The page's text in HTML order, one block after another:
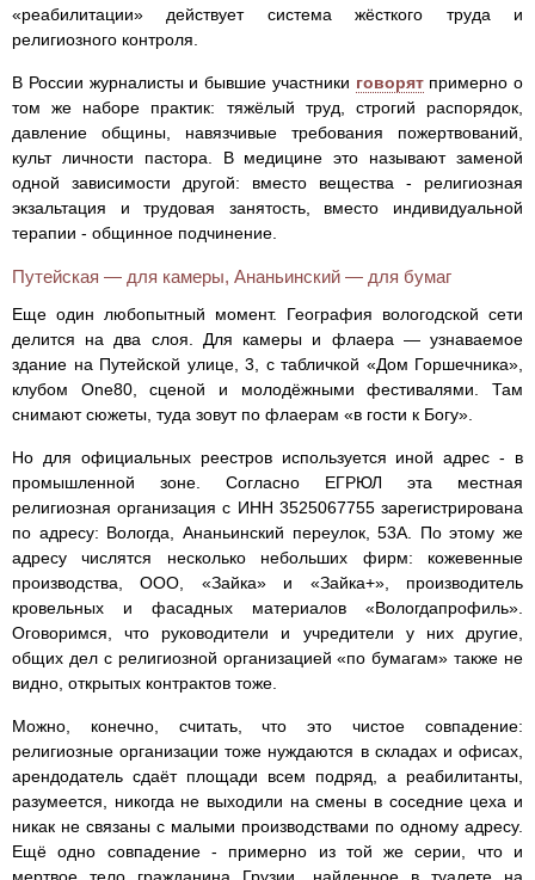
«реабилитации» действует система жёсткого труда и
религиозного контроля.
В России журналисты и бывшие участники говорятпримерно о
том же наборе практик: тяжёлый труд, строгий распорядок,
давление общины, навязчивые требования пожертвований,
культ личности пастора. В медицине это называют заменой
одной зависимости другой: вместо вещества - религиозная
экзальтация и трудовая занятость, вместо индивидуальной
терапии - общинное подчинение.
Путейская — для камеры, Ананьинский — для бумаг
Еще один любопытный момент. География вологодской сети
делится на два слоя. Для камеры и флаера — узнаваемое
здание на Путейской улице, 3, с табличкой «Дом Горшечника»,
клубом One80, сценой и молодёжными фестивалями. Там
снимают сюжеты, туда зовут по флаерам «в гости к Богу».
Но для официальных реестров используется иной адрес - в
промышленной зоне. Согласно ЕГРЮЛ эта местная
религиозная организация с ИНН 3525067755 зарегистрирована
по адресу: Вологда, Ананьинский переулок, 53А. По этому же
адресу числятся несколько небольших фирм: кожевенные
производства, ООО, «Зайка» и «Зайка+», производитель
кровельных и фасадных материалов «Вологдапрофиль».
Оговоримся, что руководители и учредители у них другие,
общих дел с религиозной организацией «по бумагам» также не
видно, открытых контрактов тоже.
Можно, конечно, считать, что это чистое совпадение:
религиозные организации тоже нуждаются в складах и офисах,
арендодатель сдаёт площади всем подряд, а реабилитанты,
разумеется, никогда не выходили на смены в соседние цеха и
никак не связаны с малыми производствами по одному адресу.
Ещё одно совпадение - примерно из той же серии, что и
мертвое тело гражданина Грузии, найденное в туалете на